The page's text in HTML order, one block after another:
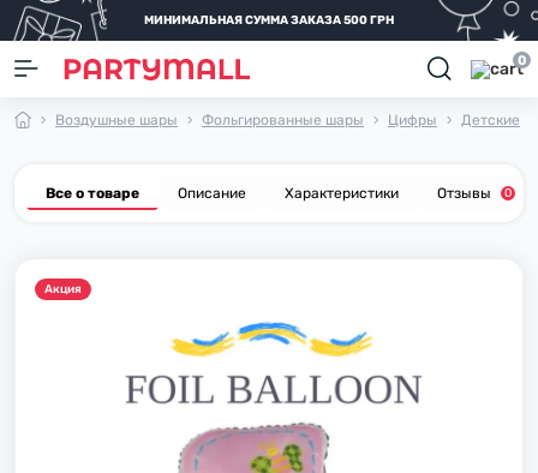
МИНИМАЛЬНАЯ СУММА ЗАКАЗА 500 ГРН
0
Воздушные шары Фольгированные шары Цифры Детские
Все о товаре Описание Характеристики Отзывы 0
Акция